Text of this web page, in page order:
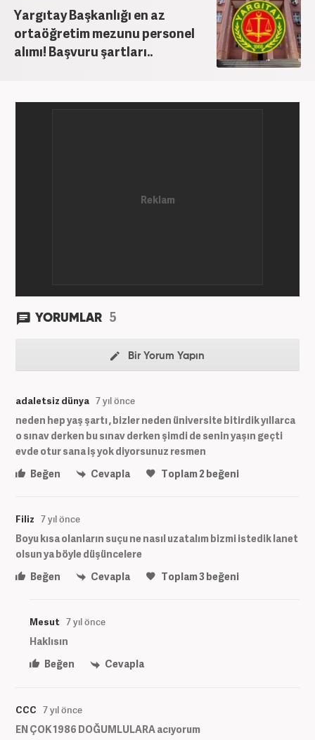
Yargıtay Başkanlığı en az
ortaöğretim mezunu personel
alımı! Başvuru şartları..
YORUMLAR 5
Bir Yorum Yapın
adaletsiz dünya 7 yıl önce
neden hep yaş şartı , bizler neden üniversite bitirdik yıllarca
o sınav derken bu sınav derken şimdi de senin yaşın geçti
evde otur sana iş yok diyorsunuz resmen
Beğen
Cevapla Toplam2 beğeni
Filiz 7 yıl önce
Boyu kısa olanların suçu ne nasıl uzatalım bizmi istedik lanet
olsun ya böyle düşüncelere
Beğen
Cevapla Toplam3beğeni
Mesut 7 yıl önce
Haklısın
Beğen
Cevapla
CCC 7 yıl önce
EN ÇOK 1986 DOĞUMLULARA acıyorum